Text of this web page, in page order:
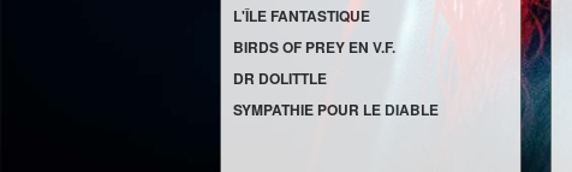
L'ÎLE FANTASTIQUE
BIRDS OF PREY EN V.F.
DR DOLITTLE
SYMPATHIE POUR LE DIABLE